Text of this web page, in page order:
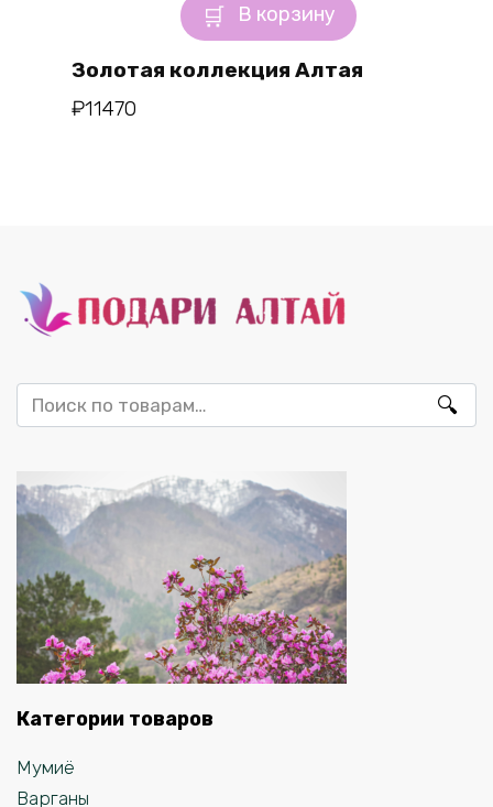
В корзину
Золотая коллекция Алтая
₽11470
Искать:
Категории товаров
Мумиё
Варганы